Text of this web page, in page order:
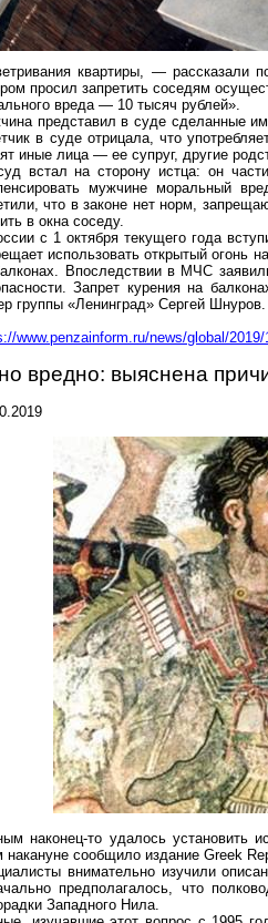
квартиры, — рассказали
просил запретить соседям
вреда — 10 тысяч рублей».
представил в суде сделанные
в суде отрицала, что
иные лица — ее супруг, другие
встал на сторону истца: он
мужчине моральный
что в законе нет норм,
в окна соседу.
с 1 октября текущего года
использовать открытый огонь
Впоследствии в МЧС
Запрет курения на
группы «Ленинград» Сергей Шнуров.
www.penzainform.ru/news/global/
вредно: выяснена
наконец-то удалось установить
накануне сообщило издание Greek
внимательно изучили
предполагалось, что
Западного Нила.